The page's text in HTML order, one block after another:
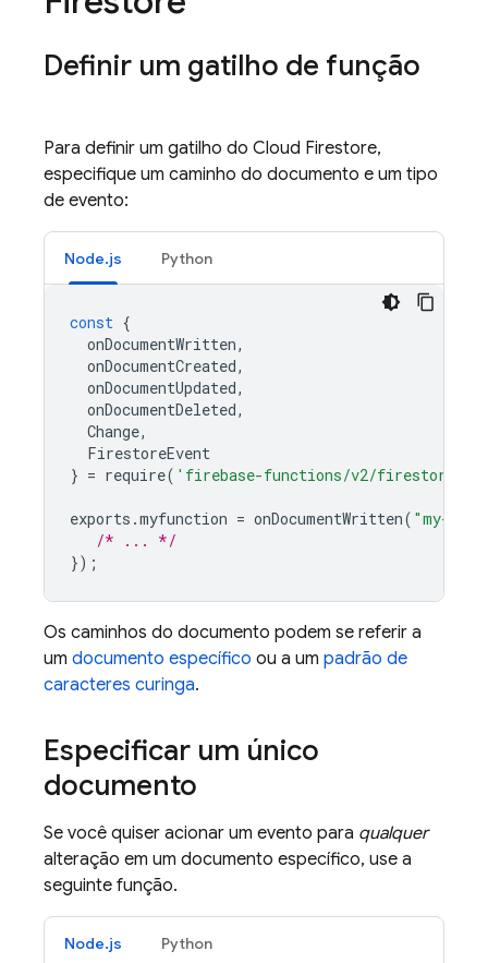
Definir um gatilho de função
Para definir um gatilho do Cloud Firestore,
especifique um caminho do documento e um tipo
de evento:
Node.js Python
const {
onDocumentWritten,
onDocumentCreated,
onDocumentUpdated,
onDocumentDeleted,
Change,
FirestoreEvent
} = require( 'firebase-functions/v2/firestore'
exports .myfunction = onDocumentWritten( "my-
/* ... */
});
Os caminhos do documento podem se referir a
um documento específico ou a um padrão de
caracteres curinga.
Especificar um único
documento
Se você quiser acionar um evento para qualquer
alteração em um documento específico, use a
seguinte função.
Node.js Python